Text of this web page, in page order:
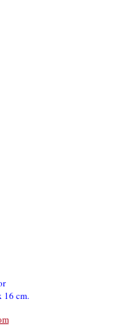
16 cm.